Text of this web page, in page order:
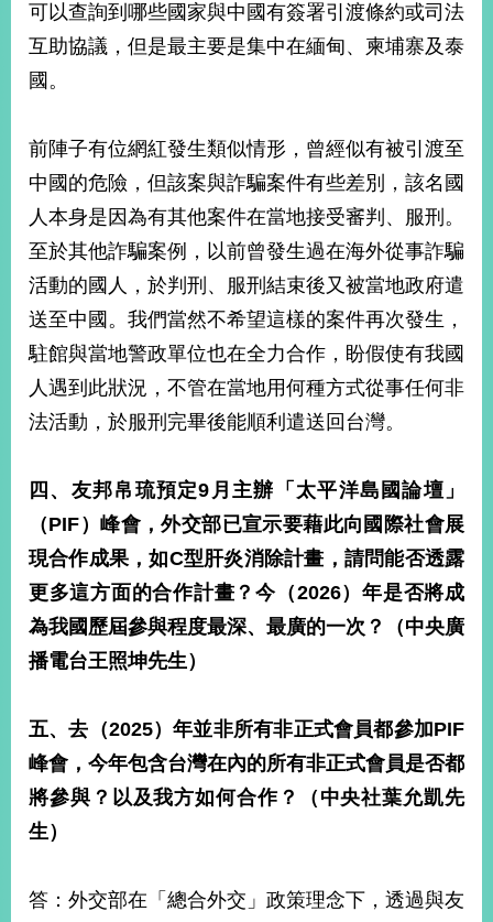
可以查詢到哪些國家與中國有簽署引渡條約或司法
互助協議，但是最主要是集中在緬甸、柬埔寨及泰
國。
前陣子有位網紅發生類似情形，曾經似有被引渡至
中國的危險，但該案與詐騙案件有些差別，該名國
人本身是因為有其他案件在當地接受審判、服刑。
至於其他詐騙案例，以前曾發生過在海外從事詐騙
活動的國人，於判刑、服刑結束後又被當地政府遣
送至中國。我們當然不希望這樣的案件再次發生，
駐館與當地警政單位也在全力合作，盼假使有我國
人遇到此狀況，不管在當地用何種方式從事任何非
法活動，於服刑完畢後能順利遣送回台灣。
四、 友邦帛琉預定9月主辦「太平洋島國論壇」
（PIF）峰會，外交部已宣示要藉此向國際社會展
現合作成果，如C型肝炎消除計畫，請問能否透露
更多這方面的合作計畫？今（2026）年是否將成
為我國歷屆參與程度最深、最廣的一次？（中央廣
播電台王照坤先生）
五、去（2025）年並非所有非正式會員都參加PIF
峰會，今年包含台灣在內的所有非正式會員是否都
將參與？以及我方如何合作？（中央社葉允凱先
生）
答：外交部在「總合外交」政策理念下，透過與友